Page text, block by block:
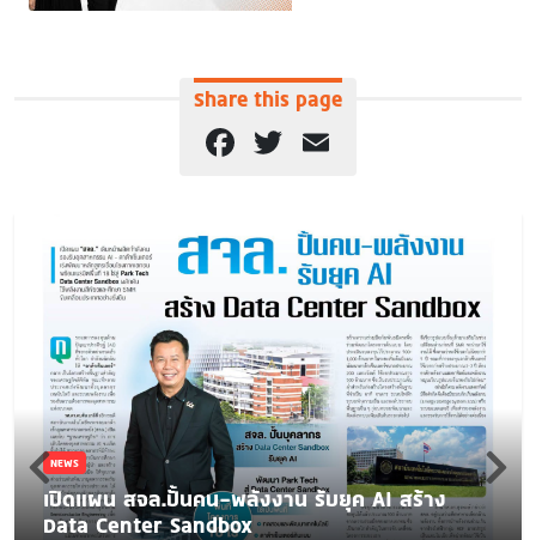
Share this page
Facebook
Twitter
NEWS
เปิดแผน สจล.ปั้นคน-พลังงาน รับยุค AI สร้าง
Data Center Sandbox